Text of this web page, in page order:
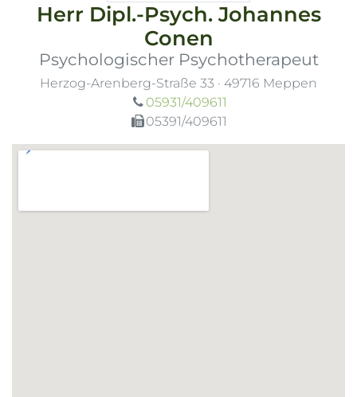
Herr Dipl.-Psych.Johannes
Conen
Psychologischer Psychotherapeut
Herzog-Arenberg-Straße 33 · 49716 Meppen
05931/409611
05391/409611